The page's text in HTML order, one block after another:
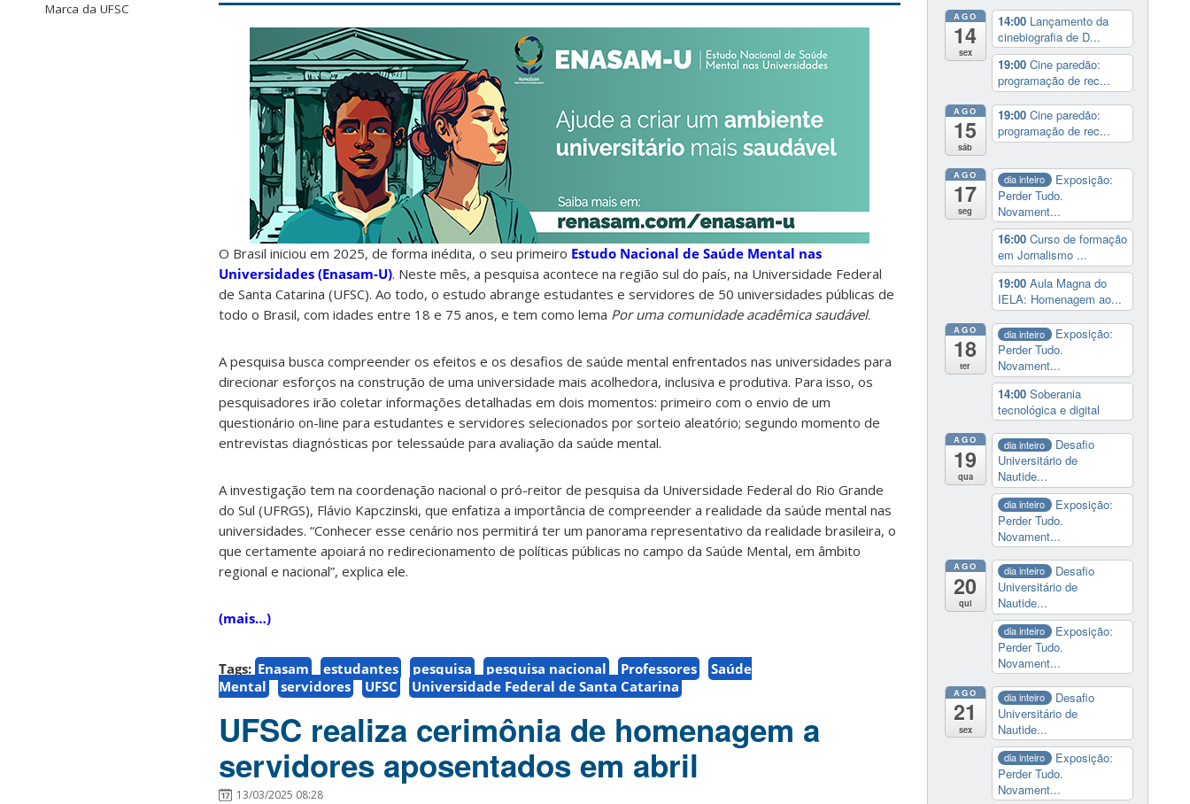
Marca da UFSC
O Brasil iniciou em 2025, de forma inédita, o seu primeiro Estudo Nacional de Saúde Mental nas
Universidades (Enasam-U). Neste mês, a pesquisa acontece na região sul do país, na Universidade Federal
de Santa Catarina (UFSC). Ao todo, o estudo abrange estudantes e servidores de 50 universidades públicas de
todo o Brasil, com idades entre 18 e 75 anos, e tem como lema Por uma comunidade acadêmica saudável.
A pesquisa busca compreender os efeitos e os desafios de saúde mental enfrentados nas universidades para
direcionar esforços na construção de uma universidade mais acolhedora, inclusiva e produtiva. Para isso, os
pesquisadores irão coletar informações detalhadas em dois momentos: primeiro com o envio de um
questionário on-line para estudantes e servidores selecionados por sorteio aleatório; segundo momento de
entrevistas diagnósticas por telessaúde para avaliação da saúde mental.
A investigação tem na coordenação nacional o pró-reitor de pesquisa da Universidade Federal do Rio Grande
do Sul (UFRGS), Flávio Kapczinski, que enfatiza a importância de compreender a realidade da saúde mental nas
universidades. “Conhecer esse cenário nos permitirá ter um panorama representativo da realidade brasileira, o
que certamente apoiará no redirecionamento de políticas públicas no campo da Saúde Mental, em âmbito
regional e nacional”, explica ele.
(mais…)
Tags: Enasam estudantes pesquisa pesquisa nacional Professores
Saúde
Mental
servidores UFSC Universidade Federal de Santa Catarina
UFSC realiza cerimônia de homenagem a
servidores aposentados em abril
13/03/2025 08:28
AGO
14
sex
14:00 Lançamento da
cinebiografia de D...
19:00 Cine paredão:
programação de rec...
AGO
15
sáb
19:00 Cine paredão:
programação de rec...
AGO
17
seg
dia inteiro
Exposição:
Perder Tudo.
Novament...
16:00 Curso de formação
em Jornalismo ...
19:00 Aula Magna do
IELA: Homenagem ao...
AGO
18
ter
dia inteiro
Exposição:
Perder Tudo.
Novament...
14:00 Soberania
tecnológica e digital
AGO
19
qua
dia inteiro
Desafio
Universitário de
Nautide...
dia inteiro
Exposição:
Perder Tudo.
Novament...
AGO
20
qui
dia inteiro
Desafio
Universitário de
Nautide...
dia inteiro
Exposição:
Perder Tudo.
Novament...
AGO
21
sex
dia inteiro
Desafio
Universitário de
Nautide...
dia inteiro
Exposição:
Perder Tudo.
Novament...